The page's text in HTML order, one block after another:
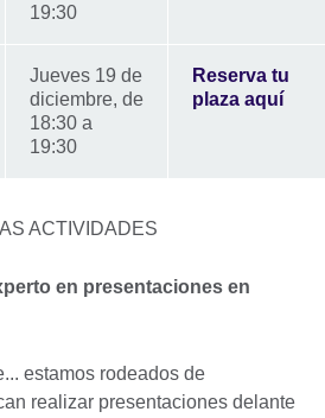
19:30
Jueves 19 de
diciembre, de
18:30 a
19:30
Reserva tu
plaza aquí
ACTIVIDADES
en presentaciones en
estamos rodeados de
realizar presentaciones delante